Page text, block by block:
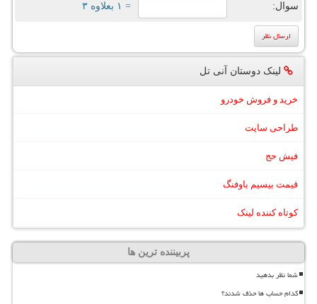
سوال: = ۱ بعلاوه ۳
لینک دوستان آنی تل
خرید و فروش خودرو
طراحی سایت
فیش حج
قیمت بیسیم باوفنگ
کوتاه کننده لینک
پربیننده ترین ها
شما نظر بدهید
کدام حساب ها حذف شدند؟